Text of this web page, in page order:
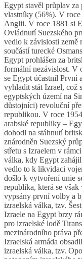
Egypt stavěl průplav
vlastníky (56%). V roce
Anglii. V roce 1881 si
Ovládnutí Suezského
vedlo k závislosti země
součástí turecké
Egypt prohlášen za
formální nezávislost. V
se Egypt účastnil První
vyhladit stát Izrael, což
egyptských území na
důstojníci) revoluční
republikou. V roce
arabské republiky –
dohodl na stáhnutí
znárodněn Suezský
střetu s Izraelem v
válka, kdy Egypt
vedlo to k likvidaci
došlo k vytvoření unie
republika, která se
vypsány první volby a
izraelská válka, tzv.
Izraele na Egypt brzy
pro izraelské lodě
mezinárodního práva
Izraelská armáda
izraelská válka, tzv.